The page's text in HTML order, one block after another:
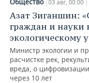
03 авг, 00:00
Азат Зиганшин:
граждан и науки
экологическому
Министр экологии и
расчистке рек,
вреда, о
через 10 лет